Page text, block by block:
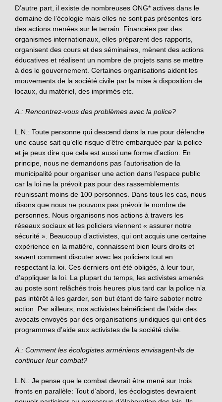
D’autre part, il existe de nombreuses ONG* actives dans le
domaine de l’écologie mais elles ne sont pas présentes lors
des actions menées sur le terrain. Financées par des
organismes internationaux, elles préparent des rapports,
organisent des cours et des séminaires, mènent des actions
éducatives et réalisent un nombre de projets sans se mettre
à dos le gouvernement. Certaines organisations aident les
mouvements de la société civile par la mise à disposition de
locaux, du matériel, des imprimés etc.
A.: Rencontrez-vous des problèmes avec la police?
L.N.: Toute personne qui descend dans la rue pour défendre
une cause sait qu’elle risque d’être embarquée par la police
et je peux dire que cela est aussi une forme d’action. En
principe, nous ne demandons pas l’autorisation de la
municipalité pour organiser une action dans l’espace public
car la loi ne la prévoit pas pour des rassemblements
réunissant moins de 100 personnes. Dans tous les cas, nous
disons que nous ne pouvons pas prévoir le nombre de
personnes. Nous organisons nos actions à travers les
réseaux sociaux et les policiers viennent « assurer notre
sécurité ». Beaucoup d’activistes, qui ont acquis une certaine
expérience en la matière, connaissent bien leurs droits et
savent comment discuter avec les policiers tout en
respectant la loi. Ces derniers ont été obligés, à leur tour,
d’appliquer la loi. La plupart du temps, les activistes amenés
au poste sont relâchés trois heures plus tard car la police n’a
pas intérêt à les garder, son but étant de faire saboter notre
action. Par ailleurs, nos activistes bénéficient de l’aide des
avocats envoyés par des organisations juridiques qui ont des
programmes d’aide aux activistes de la société civile.
A.: Comment les écologistes arméniens envisagent-ils de
continuer leur combat?
L.N.: Je pense que le combat devrait être mené sur trois
fronts en parallèle: Tout d’abord, les écologistes devraient